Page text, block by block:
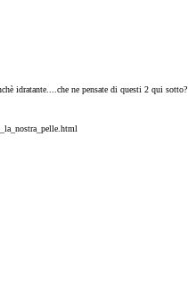
idratante....che ne pensate di questi 2 qui sotto?